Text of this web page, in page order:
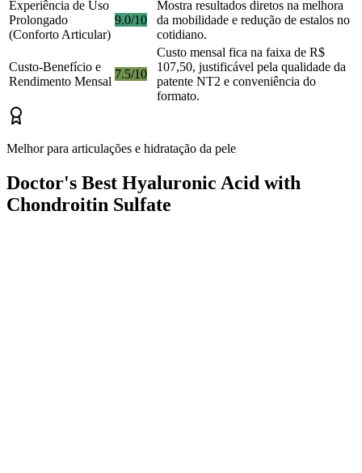
Experiência de Uso
Prolongado
(Conforto Articular)
9.0/10
Mostra resultados diretos na melhora
da mobilidade e redução de estalos no
cotidiano.
Custo-Benefício e
Rendimento Mensal
7.5/10
Custo mensal fica na faixa de R$
107,50, justificável pela qualidade da
patente NT2 e conveniência do
formato.
Melhor para articulações e hidratação da pele
Doctor's Best Hyaluronic Acid with
Chondroitin Sulfate